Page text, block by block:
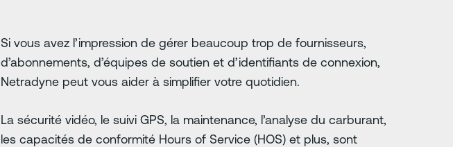
Si vous avez l’impression de gérer beaucoup trop de fournisseurs,
d’abonnements, d’équipes de soutien et d’identifiants de connexion,
Netradyne peut vous aider à simplifier votre quotidien.
La sécurité vidéo, le suivi GPS, la maintenance, l’analyse du carburant,
les capacités de conformité Hours of Service (HOS) et plus, sont